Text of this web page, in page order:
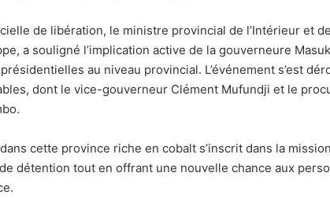
de libération, le ministre provincial de l’Intérieur et
a souligné l’implication active de la gouverneure
au niveau provincial. L’événement s’est
dont le vice-gouverneur Clément Mufundji et le
cette province riche en cobalt s’inscrit dans la
détention tout en offrant une nouvelle chance aux